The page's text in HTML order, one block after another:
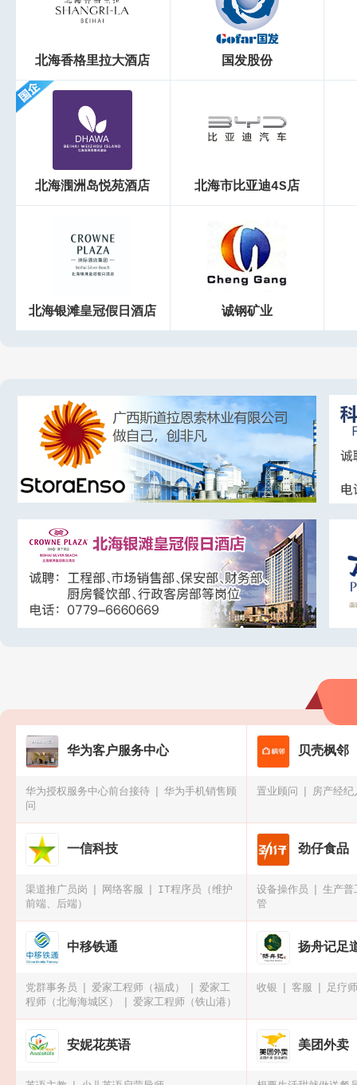
北海香格里拉大酒店 国发股份
北海涠洲岛悦苑酒店 北海市比亚迪4S店
北海银滩皇冠假日酒店 诚钢矿业
华为客户服务中心
华为授权服务中心前台接待
华为手机销售顾
问
贝壳枫邻
置业顾问 房产经
一信科技
渠道推广员岗 网络客服
IT程序员（维护
前端、后端）
劲仔食品
设备操作员
生产普
管
中移铁通
党群事务员 爱家工程师（福成）
爱家工
程师（北海海城区）
爱家工程师（铁山港）
扬舟记足
收银 客服 足疗
安妮花英语 美团外卖